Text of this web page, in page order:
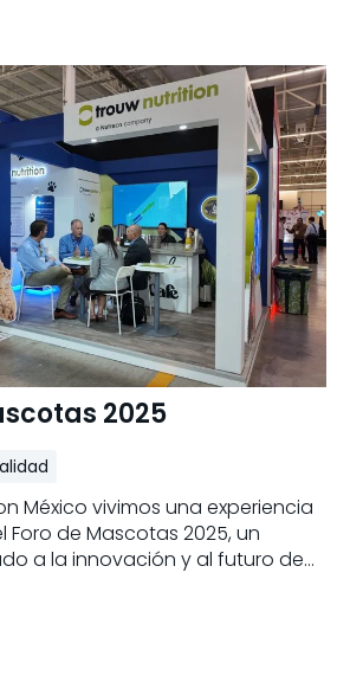
2025
México vivimos una experiencia
Foro de Mascotas 2025, un
a la innovación y al futuro de